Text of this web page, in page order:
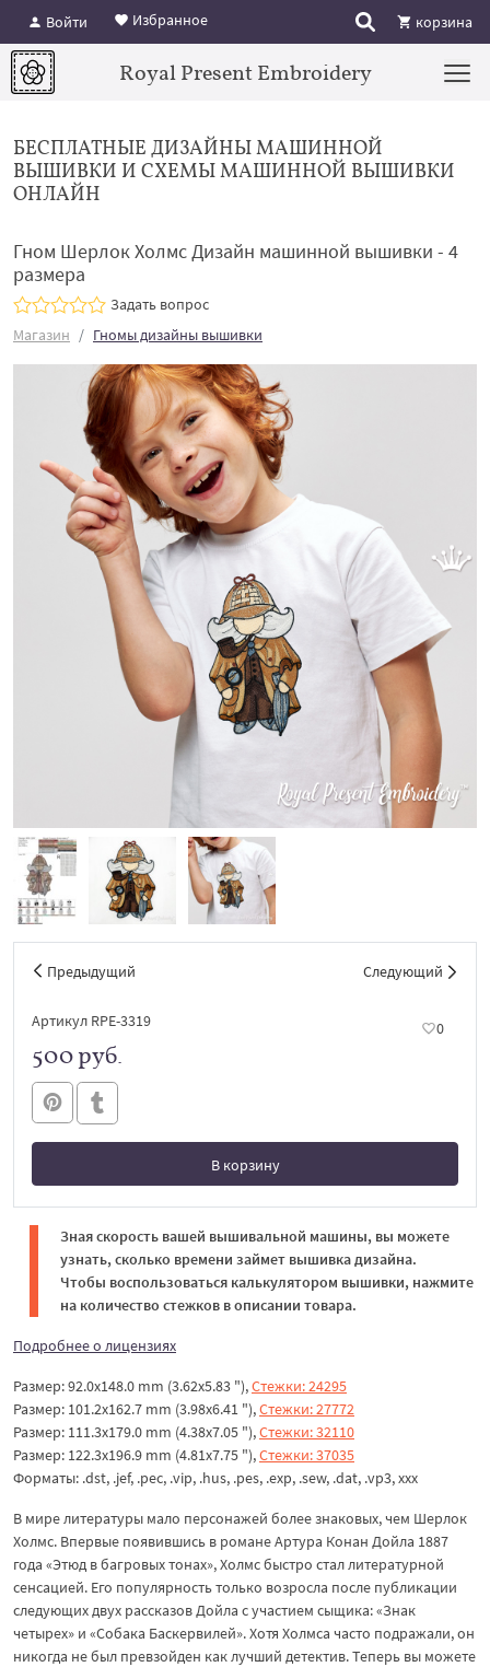
Войти Избранное корзина
Royal Present Embroidery
БЕСПЛАТНЫЕ ДИЗАЙНЫ МАШИННОЙ
ВЫШИВКИ И СХЕМЫ МАШИННОЙ ВЫШИВКИ
ОНЛАЙН
Гном Шерлок Холмс Дизайн машинной вышивки - 4
размера
Задать вопрос
Магазин
Гномы дизайны вышивки
Предыдущий Следующий
Артикул RPE-3319 0
500 руб.
В корзину
В корзине
Зная скорость вашей вышивальной машины, вы можете
узнать, сколько времени займет вышивка дизайна.
Чтобы воспользоваться калькулятором вышивки, нажмите
на количество стежков в описании товара.
Подробнее о лицензиях
Размер: 92.0x148.0 mm (3.62x5.83 "),Стежки: 24295
Размер: 101.2x162.7 mm (3.98x6.41 "),Стежки: 27772
Размер: 111.3x179.0 mm (4.38x7.05 "),Стежки: 32110
Размер: 122.3x196.9 mm (4.81x7.75 "),Стежки: 37035
Форматы: .dst, .jef, .pec, .vip, .hus, .pes, .exp, .sew, .dat, .vp3, xxx
В мире литературы мало персонажей более знаковых, чем Шерлок
Холмс. Впервые появившись в романе Артура Конан Дойла 1887
года «Этюд в багровых тонах», Холмс быстро стал литературной
сенсацией. Его популярность только возросла после публикации
следующих двух рассказов Дойла с участием сыщика: «Знак
четырех» и «Собака Баскервилей». Хотя Холмса часто подражали, он
никогда не был превзойден как лучший детектив. Теперь вы можете